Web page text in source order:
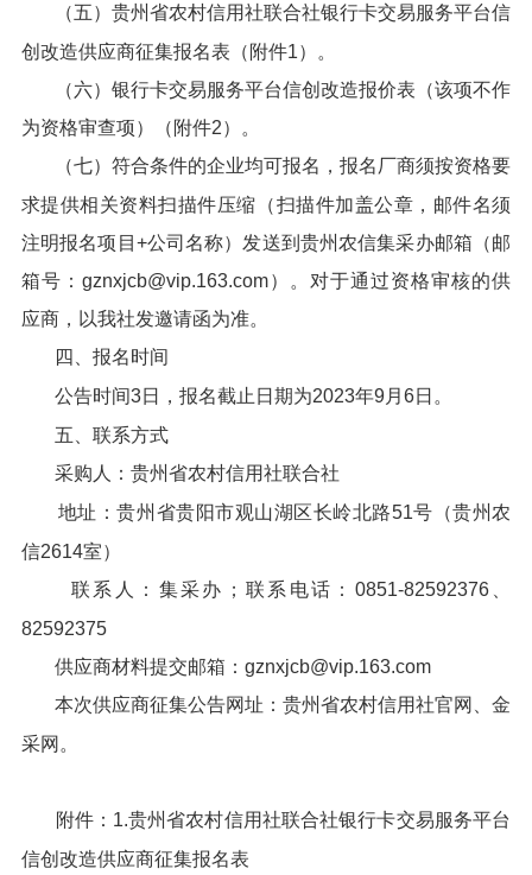
（五）贵州省农村信用社联合社银行卡交易服务平台信
创改造供应商征集报名表（附件1）。
（六）银行卡交易服务平台信创改造报价表（该项不作
为资格审查项）（附件2）。
（七）符合条件的企业均可报名，报名厂商须按资格要
求提供相关资料扫描件压缩（扫描件加盖公章，邮件名须
注明报名项目+公司名称）发送到贵州农信集采办邮箱（邮
箱号：gznxjcb@vip.163.com）。对于通过资格审核的供
应商，以我社发邀请函为准。
四、报名时间
公告时间3日，报名截止日期为2023年9月6日。
五、联系方式
采购人：贵州省农村信用社联合社
地址：贵州省贵阳市观山湖区长岭北路51号（贵州农
信2614室）
联系人：集采办；联系电话：0851-82592376、
82592375
供应商材料提交邮箱：gznxjcb@vip.163.com
本次供应商征集公告网址：贵州省农村信用社官网、金
采网。
附件：1.贵州省农村信用社联合社银行卡交易服务平台
信创改造供应商征集报名表